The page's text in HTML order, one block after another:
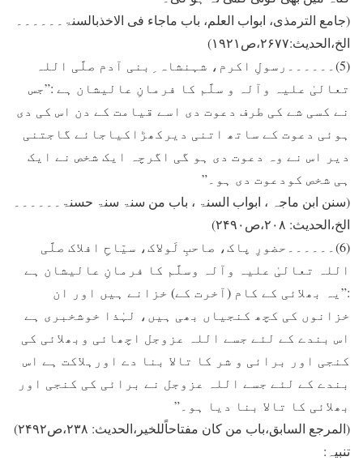
(جامع الترمذی، ابواب العلم، باب ماجاء فی الاخذبالسنۃ۔۔۔۔۔۔
الخ،الحدیث:۲۶۷۷،ص۱۹۲۱)
(5)۔۔۔۔۔۔رسولِ اکرم، شہنشاہ ِبنی آدم صلَّی اللہ
تعالیٰ علیہ وآلہ و سلَّم کا فرمانِ عالیشان ہے :”جس
نے کسی شے کی طرف دعوت دی اسے قیامت کے دن اس کی دی
ہوئی دعوت کے ساتھ اتنی دیرکھڑاکیاجائے گاجتنی
دیر اس نے وہ دعوت دی ہو گی اگرچہ ایک شخص نے ایک
ہی شخص کودعوت دی ہو۔”
(سنن ابن ماجہ ، ابواب السنۃ ، باب من سنۃ سنۃ حسنۃ۔۔۔۔۔۔
الخ،الحدیث: ۲۰۸،ص۲۴۹۰)
(6)۔۔۔۔۔۔حضورِ پاک، صاحبِ لَولاک، سیّاحِ افلاک صلَّی
اللہ تعالیٰ علیہ وآلہ وسلَّم کا فرمانِ عالیشان ہے
:”یہ بھلائی کے کام (آخرت کے) خزانے ہیں اور ان
خزانوں کی کچھ کنجیاں بھی ہیں، لہٰذا خوشخبری ہے
اس بندے کے لئے جسے اللہ عزوجل اچھائی وبھلائی کی
کنجی اور برائی و شر کا تالا بنا دے اورہلاکت ہے اس
بندے کے لئے جسے اللہ عزوجل نے برائی کی کنجی اور
بھلائی کا تالا بنا دیا ہو۔”
(المرجع السابق،باب من کان مفتاحاًللخیر،الحدیث: ۲۳۸،ص۲۴۹۲)
تنبیہ: